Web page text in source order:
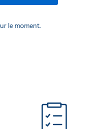
le moment.